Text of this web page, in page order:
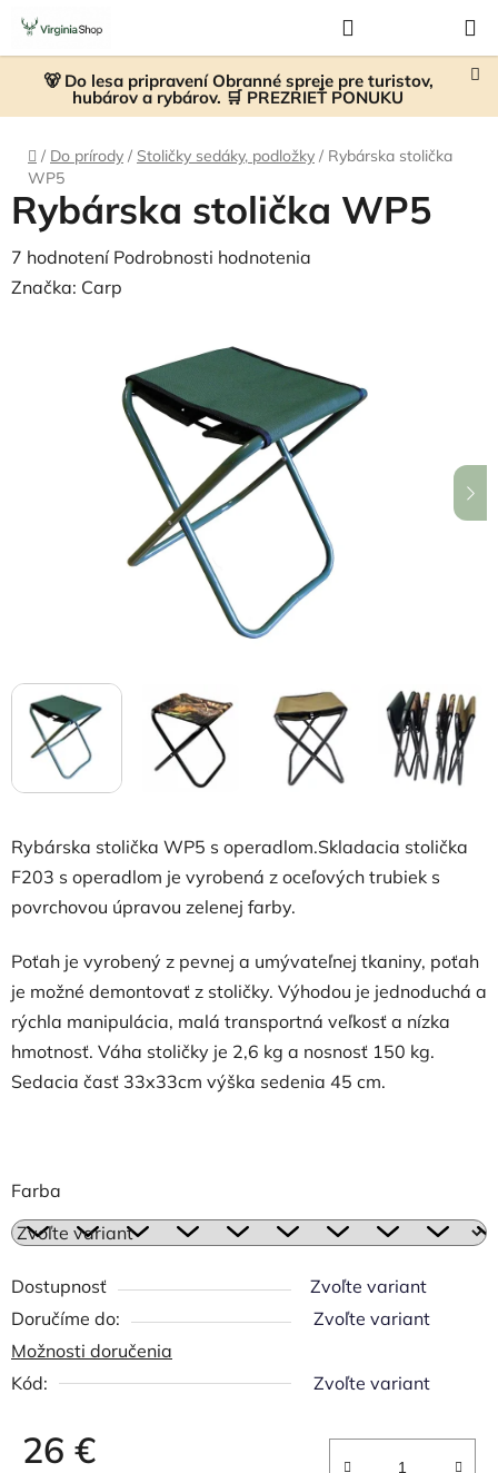
Prejsť
obsah
🐻 Do lesa pripravení Obranné spreje pre turistov,
hubárov a rybárov. 🛒 PREZRIEŤ PONUKU
KOŠÍK
Domov
/ Do prírody / Stoličky sedáky, podložky / Rybárska stolička
WP5
Rybárska stolička WP5 s operadlom.Skladacia stolička
F203 s operadlom je vyrobená z oceľových trubiek s
povrchovou úpravou zelenej farby.
Poťah je vyrobený z pevnej a umývateľnej tkaniny, poťah
je možné demontovať z stoličky. Výhodou je jednoduchá a
rýchla manipulácia, malá transportná veľkosť a nízka
hmotnosť. Váha stoličky je 2,6 kg a nosnosť 150 kg.
Sedacia časť 33x33cm výška sedenia 45 cm.
Farba
Dostupnosť
Zvoľte variant
Zvoľte variant
Možnosti doručenia
Kód:
Zvoľte variant
26 €
Rybárska stolička WP5
Priemerné
hodnotenie
7 hodnotení Podrobnosti hodnotenia
Značka: Carp